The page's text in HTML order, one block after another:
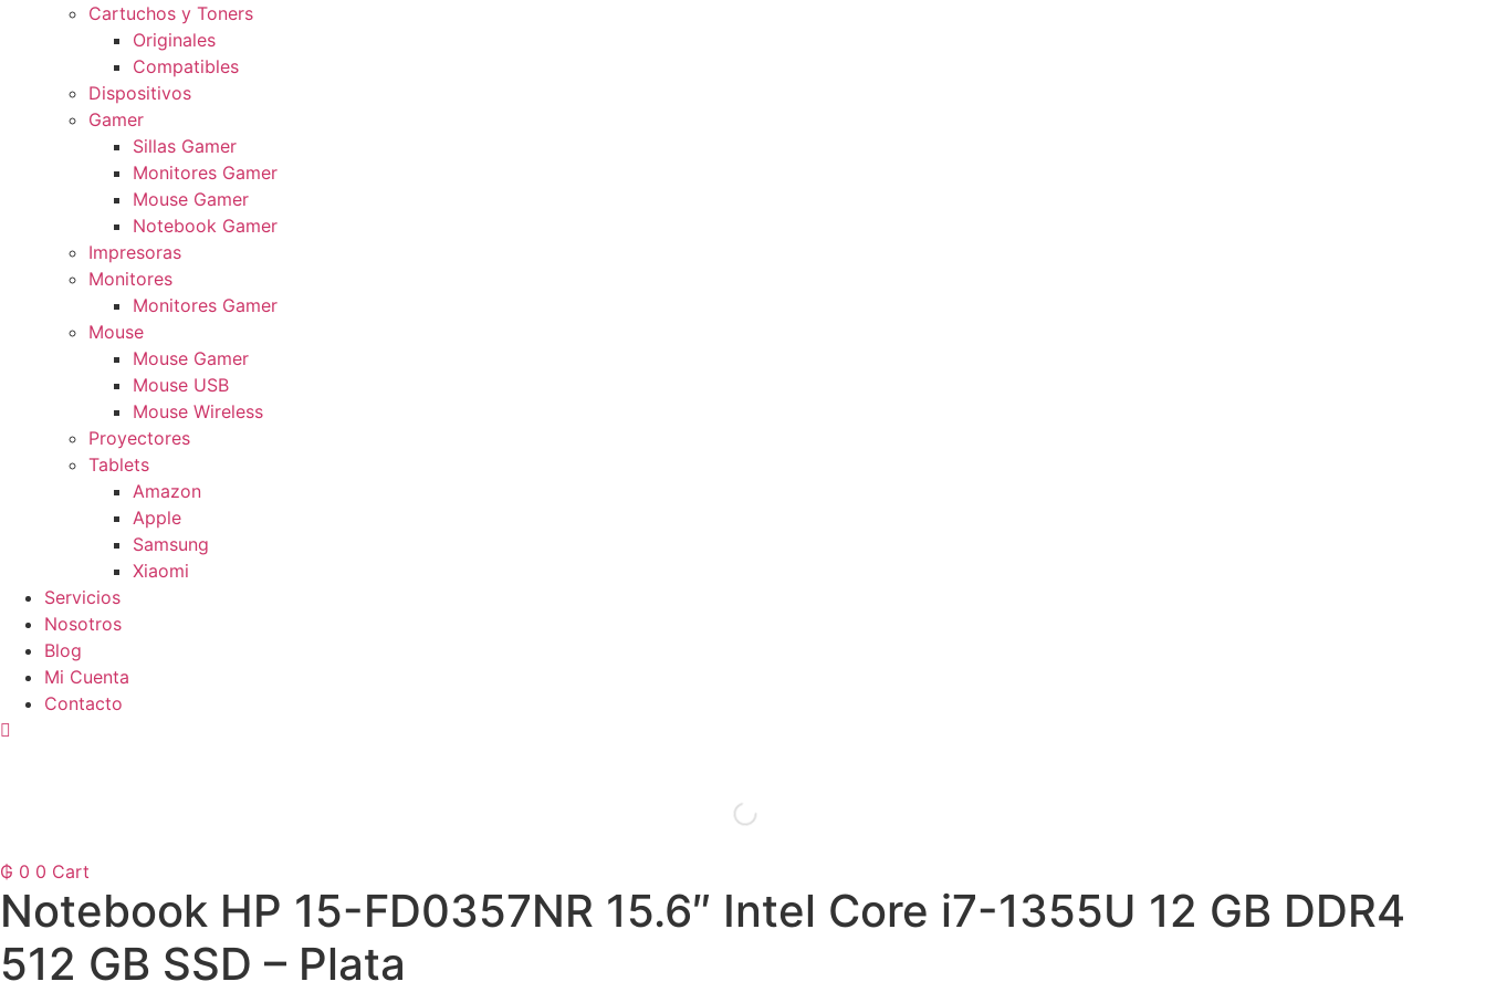
Cartuchos y Toners
Originales
Compatibles
Dispositivos
Gamer
Sillas Gamer
Monitores Gamer
Mouse Gamer
Notebook Gamer
Impresoras
Monitores
Monitores Gamer
Mouse
Mouse Gamer
Mouse USB
Mouse Wireless
Proyectores
Tablets
Amazon
Apple
Samsung
Xiaomi
Servicios
Nosotros
Blog
Mi Cuenta
Contacto
₲ 0 0 Cart
Notebook HP 15-FD0357NR 15.6″ Intel Core i7-1355U 12 GB DDR4
512 GB SSD – Plata